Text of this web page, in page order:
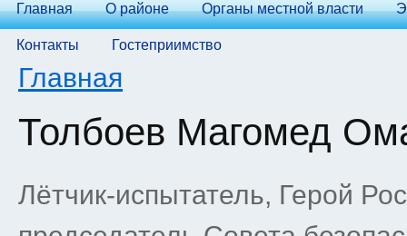
Главная О районе Органы местной власти
Контакты Гостеприимство
Вы здесь
Главная
Толбоев Магомед
Лётчик-испытатель, Герой